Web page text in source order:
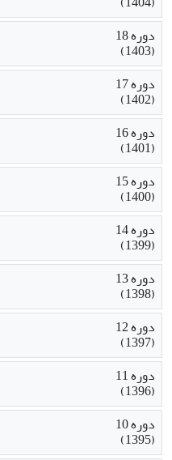
دوره 18
(1403)
دوره 17
(1402)
دوره 16
(1401)
دوره 15
(1400)
دوره 14
(1399)
دوره 13
(1398)
دوره 12
(1397)
دوره 11
(1396)
دوره 10
(1395)